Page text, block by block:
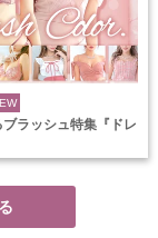
ラッシュ特集『ドレ